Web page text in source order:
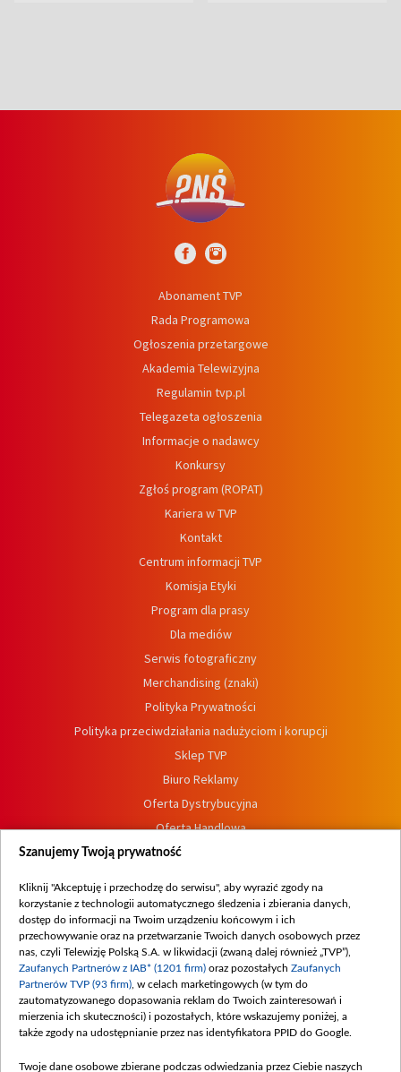
Abonament TVP
Rada Programowa
Ogłoszenia przetargowe
Akademia Telewizyjna
Regulamin tvp.pl
Telegazeta ogłoszenia
Informacje o nadawcy
Konkursy
Zgłoś program (ROPAT)
Kariera w TVP
Kontakt
Centrum informacji TVP
Komisja Etyki
Program dla prasy
Dla mediów
Serwis fotograficzny
Merchandising (znaki)
Polityka Prywatności
Polityka przeciwdziałania nadużyciom i korupcji
Sklep TVP
Biuro Reklamy
Oferta Dystrybucyjna
Oferta Handlowa
Dostępność
Procedura zgłoszeń wewnętrznych
Szanujemy Twoją prywatność
Kliknij "Akceptuję i przechodzę do serwisu", aby wyrazić zgody na
korzystanie z technologii automatycznego śledzenia i zbierania danych,
dostęp do informacji na Twoim urządzeniu końcowym i ich
przechowywanie oraz na przetwarzanie Twoich danych osobowych przez
nas, czyli Telewizję Polską S.A. w likwidacji (zwaną dalej również „TVP”),
Zaufanych Partnerów z IAB* (1201 firm) oraz pozostałych Zaufanych
Partnerów TVP (93 firm) , w celach marketingowych (w tym do
zautomatyzowanego dopasowania reklam do Twoich zainteresowań i
mierzenia ich skuteczności) i pozostałych, które wskazujemy poniżej, a
także zgody na udostępnianie przez nas identyfikatora PPID do Google.
Twoje dane osobowe zbierane podczas odwiedzania przez Ciebie naszych